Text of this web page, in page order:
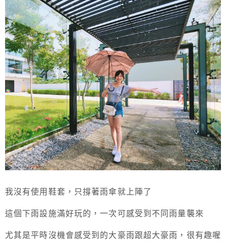
我沒有使用鞋套，只撐著雨傘就上陣了
這個下雨設施滿好玩的，一次可感受到不同雨量襲來
尤其是平時沒機會感受到的大豪雨跟超大豪雨，很有趣喔